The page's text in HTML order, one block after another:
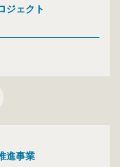
ジェクト
進事業